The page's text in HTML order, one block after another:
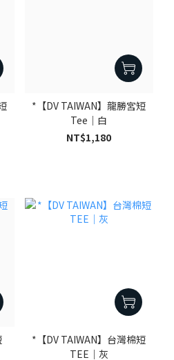
*【DV TAIWAN】龍勝宮短
Tee｜白
NT$1,180
*【DV TAIWAN】台灣棉短
TEE｜灰